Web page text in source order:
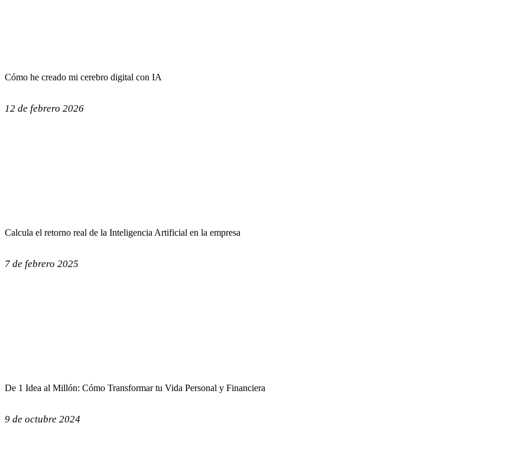
Cómo he creado mi cerebro digital con IA
12 de febrero 2026
Calcula el retorno real de la Inteligencia Artificial en la empresa
7 de febrero 2025
De 1 Idea al Millón: Cómo Transformar tu Vida Personal y Financiera
9 de octubre 2024